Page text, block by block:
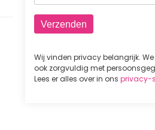
Wij vinden privacy belangrijk.
ook zorgvuldig met
Lees er alles over in ons privacy-